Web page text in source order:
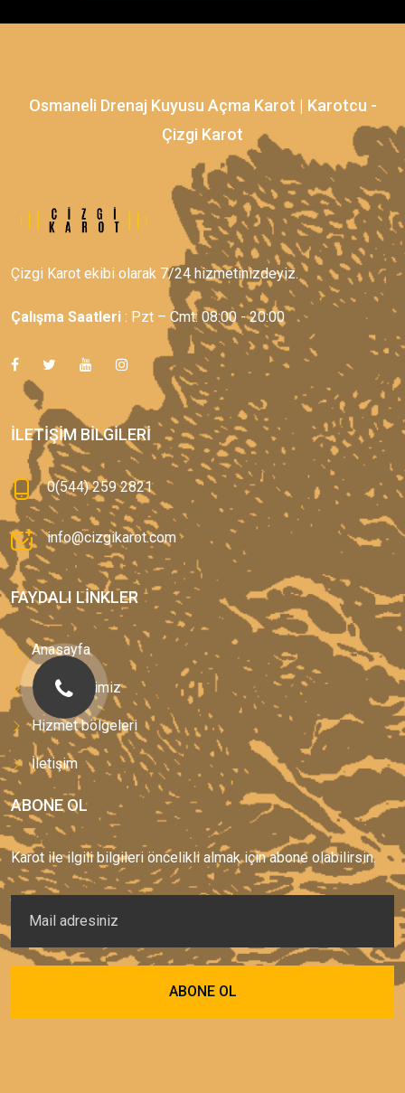
Osmaneli Drenaj Kuyusu Açma Karot | Karotcu -
Çizgi Karot
Çizgi Karot ekibi olarak 7/24 hizmetinizdeyiz.
Çalışma Saatleri : Pzt – Cmt: 08:00 - 20:00
İLETIŞIM BILGILERI
0(544) 259 2821
info@cizgikarot.com
FAYDALI LINKLER
Anasayfa
Hizmetlerimiz
Hizmet bölgeleri
İletişim
ABONE OL
Karot ile ilgili bilgileri öncelikli almak için abone olabilirsin.